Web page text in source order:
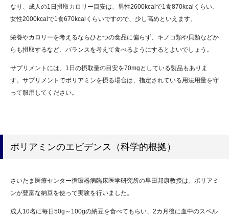
なり、成人の1日摂取カロリー目安は、男性2600kcalで1食870kcalくらい、
女性2000kcalで1食670kcalくらいですので、少し高めといえます。
栄養やカロリーを考えるならひとつの食品に偏らず、キノコ類や貝類などか
らも摂取するなど、バランスを考えて食べるようにするとよいでしょう。
サプリメントには、1日の摂取量の目安を70mgとしている製品もありま
す。サプリメントでポリアミンを摂る場合は、指定されている用法用量を守
って服用してください。
ポリアミンのエビデンス（科学的根拠）
さいたま医療センター循環器病臨床医学研究所の早田邦康教授は、ポリアミ
ンが豊富な納豆を使って実験を行いました。
成人10名に毎日50g～100gの納豆を食べてもらい、2カ月後に血中のスペル